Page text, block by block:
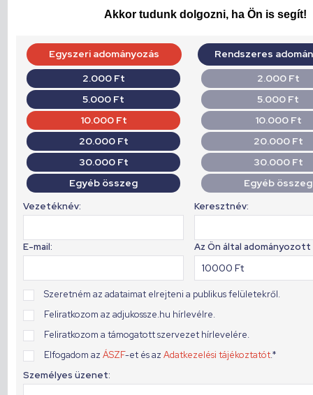
Akkor tudunk dolgozni, ha Ön is segít!